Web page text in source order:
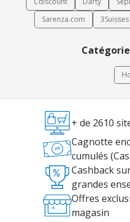
Sarenza.com
3Suisses
+ de 2610
Cagnotte
cumulés
Cashback
grandes
Offres
magasin